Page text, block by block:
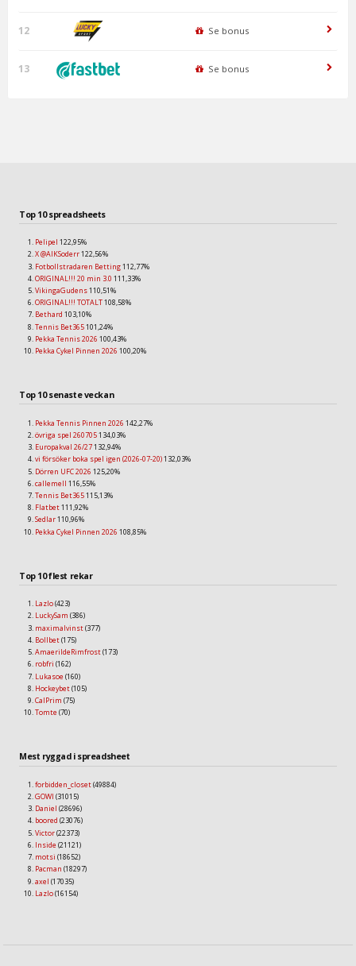
12 Se bonus
13 Se bonus
Top 10 spreadsheets
Pelipel 122,95%
X @AIKSoderr122,56%
Fotbollstradaren Betting112,77%
ORIGINAL!!! 20 min 3.0 111,33%
VikingaGudens110,51%
ORIGINAL!!! TOTALT108,58%
Bethard 103,10%
Tennis Bet365101,24%
Pekka Tennis 2026 100,43%
Pekka Cykel Pinnen 2026 100,20%
Top 10 senaste veckan
Pekka Tennis Pinnen 2026 142,27%
övriga spel 260705134,03%
Europakval 26/27132,94%
vi försöker boka spel igen (2026-07-20)132,03%
Dörren UFC 2026 125,20%
callemell 116,55%
Tennis Bet365115,13%
Flatbet111,92%
Sedlar110,96%
Pekka Cykel Pinnen 2026 108,85%
Top 10 flest rekar
Lazlo(423)
LuckySam (386)
maximalvinst(377)
Bollbet(175)
AmaerildeRimfrost(173)
robfri (162)
Lukasoe (160)
Hockeybet(105)
CalPrim (75)
Tomte (70)
Mest ryggad i spreadsheet
forbidden_closet(49884)
GOWI (31015)
Daniel (28696)
boored (23076)
Victor(22373)
Inside (21121)
motsi (18652)
Pacman (18297)
axel (17035)
Lazlo(16154)